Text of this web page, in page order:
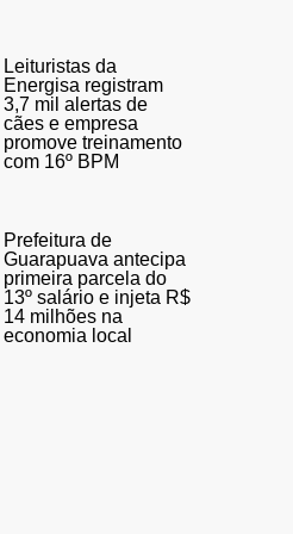
Leituristas da
Energisa registram
3,7 mil alertas de
cães e empresa
promove treinamento
com 16º BPM
Prefeitura de
Guarapuava antecipa
primeira parcela do
13º salário e injeta R$
14 milhões na
economia local